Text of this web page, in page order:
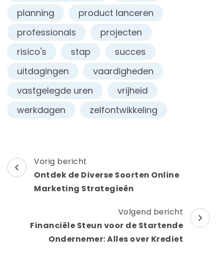
planning
product lanceren
professionals
projecten
risico's
stap
succes
uitdagingen
vaardigheden
vastgelegde uren
vrijheid
werkdagen
zelfontwikkeling
Berichtnavigatie
Vorig bericht
Ontdek de Diverse Soorten Online
Marketing Strategieën
Volgend bericht
Financiële Steun voor de Startende
Ondernemer: Alles over Krediet